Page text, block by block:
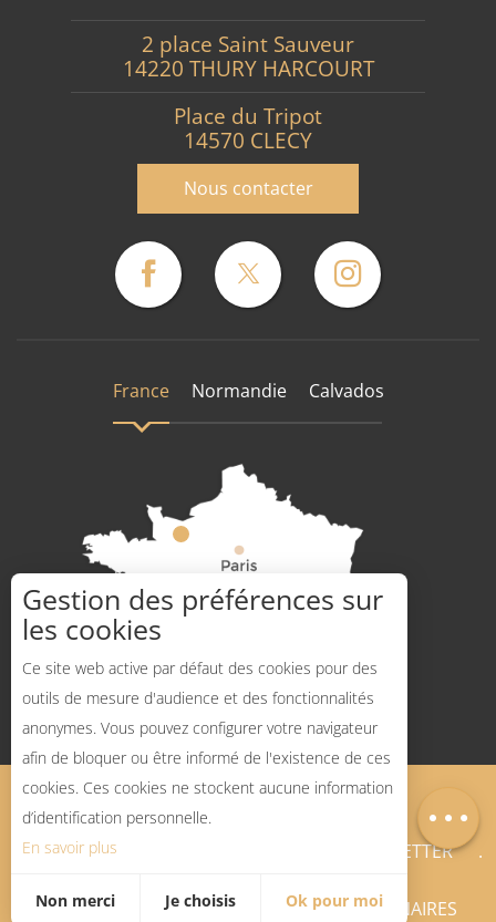
Description
2 place Saint Sauveur
14220 THURY HARCOURT
Place du Tripot
14570 CLECY
Nous contacter
France Normandie Calvados
Mentions légales Plan du site
BLOG SPORTS NATURE NEWSLETTER
ESPACE PRO PRESSE PARTENAIRES
Gestion des préférences sur
les cookies
Ce site web active par défaut des cookies pour des
outils de mesure d'audience et des fonctionnalités
anonymes. Vous pouvez configurer votre navigateur
afin de bloquer ou être informé de l'existence de ces
cookies. Ces cookies ne stockent aucune information
d’identification personnelle.
En savoir plus
Non merci Je choisis Ok pour moi